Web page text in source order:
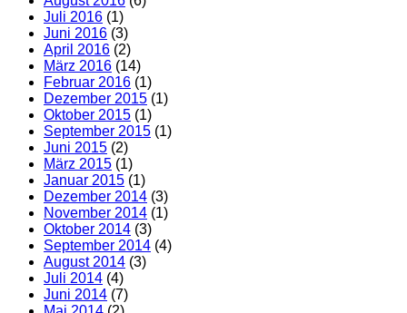
Juli 2016 (1)
Juni 2016 (3)
April 2016 (2)
März 2016 (14)
Februar 2016 (1)
Dezember 2015 (1)
Oktober 2015 (1)
September 2015 (1)
Juni 2015 (2)
März 2015 (1)
Januar 2015 (1)
Dezember 2014 (3)
November 2014 (1)
Oktober 2014 (3)
September 2014 (4)
August 2014 (3)
Juli 2014 (4)
Juni 2014 (7)